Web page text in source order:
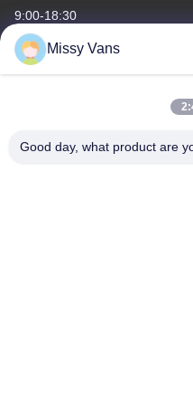
9:00-18:30
O nosso endereço
No 8028, Jincheng Industrial
Missy Vans
Good day, what product are